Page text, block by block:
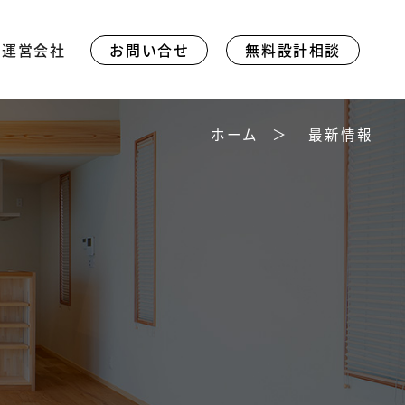
運営会社 お問い合せ 無料設計相談
ホーム 最新情報